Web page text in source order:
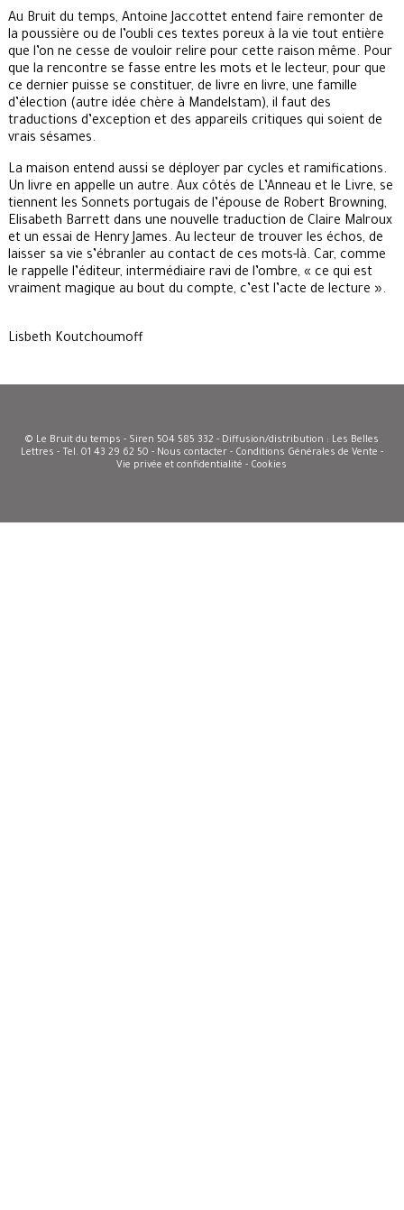
Au Bruit du temps, Antoine Jaccottet entend faire remonter de
la poussière ou de l’oubli ces textes poreux à la vie tout entière
que l’on ne cesse de vouloir relire pour cette raison même. Pour
que la rencontre se fasse entre les mots et le lecteur, pour que
ce dernier puisse se constituer, de livre en livre, une famille
d’élection (autre idée chère à Mandelstam), il faut des
traductions d’exception et des appareils critiques qui soient de
vrais sésames.
La maison entend aussi se déployer par cycles et ramifications.
Un livre en appelle un autre. Aux côtés de L’Anneau et le Livre, se
tiennent les Sonnets portugais de l’épouse de Robert Browning,
Elisabeth Barrett dans une nouvelle traduction de Claire Malroux
et un essai de Henry James. Au lecteur de trouver les échos, de
laisser sa vie s’ébranler au contact de ces mots-là. Car, comme
le rappelle l’éditeur, intermédiaire ravi de l’ombre, « ce qui est
vraiment magique au bout du compte, c’est l’acte de lecture ».
Lisbeth Koutchoumoff
© Le Bruit du temps - Siren 504 585 332 - Diffusion/distribution : Les Belles
Lettres - Tel. 01 43 29 62 50 - Nous contacter- Conditions Générales de Vente -
Vie privée et confidentialité - Cookies